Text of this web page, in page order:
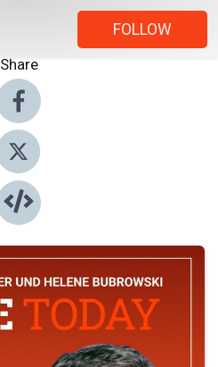
FOLLOW
Share